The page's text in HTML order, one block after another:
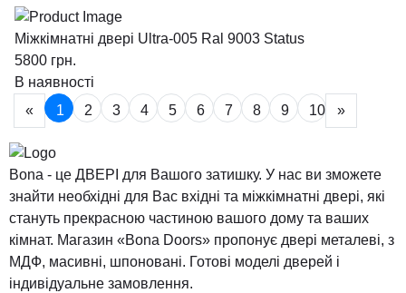
Міжкімнатні двері Ultra-005 Ral 9003 Status
5800 грн.
В наявності
«
1 2 3 4 5 6 7 8 9 10 »
Bona - це ДВЕРІ для Вашого затишку. У нас ви зможете
знайти необхідні для Вас вхідні та міжкімнатні двері, які
стануть прекрасною частиною вашого дому та ваших
кімнат. Магазин «Bona Doors» пропонує двері металеві, з
МДФ, масивні, шпоновані. Готові моделі дверей і
індивідуальне замовлення.